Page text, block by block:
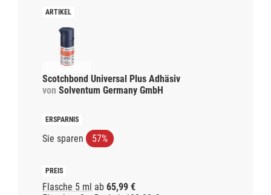
Scotchbond Universal Plus Adhäsiv
von Solventum Germany GmbH
Sie sparen 57%
Flasche 5 ml ab 65,99 €